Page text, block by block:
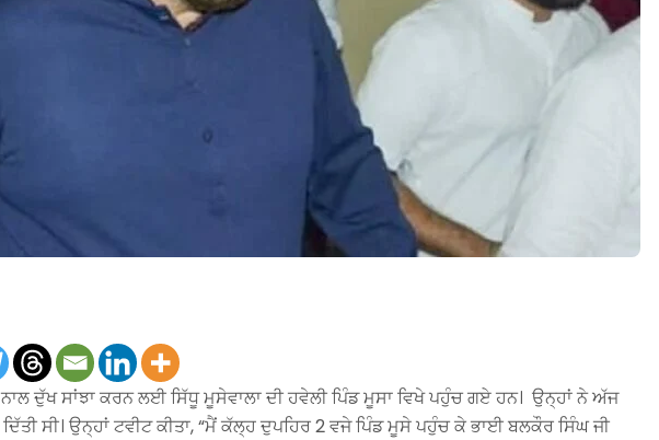
ਦੁੱਖ ਸਾਂਝਾ ਕਰਨ ਲਈ ਸਿੱਧੂ ਮੂਸੇਵਾਲਾ ਦੀ ਹਵੇਲੀ ਪਿੰਡ ਮੂਸਾ ਵਿਖੇ ਪਹੁੰਚ ਗਏ ਹਨ। ਉਨ੍ਹਾਂ ਨੇ ਅੱਜ
ਸੀ। ਉਨ੍ਹਾਂ ਟਵੀਟ ਕੀਤਾ, “ਮੈਂ ਕੱਲ੍ਹ ਦੁਪਹਿਰ 2 ਵਜੇ ਪਿੰਡ ਮੂਸੇ ਪਹੁੰਚ ਕੇ ਭਾਈ ਬਲਕੌਰ ਸਿੰਘ ਜੀ